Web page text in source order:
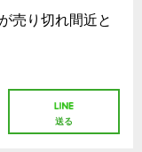
売り切れ間近と
送る